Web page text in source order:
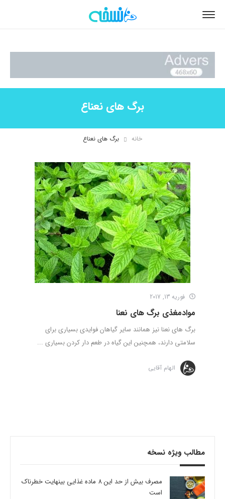
برگ های نعناع
خانه برگ های نعناع
فوریه 13, 2017
موادمغذی برگ های نعنا
برگ های نعنا نیز همانند سایر گیاهان فوایدی بسیاری برای
سلامتی دارند، همچنین این گیاه در طعم دار کردن بسیاری ...
الهام آقایی
مطالب ویژه نسخه
مصرف بیش از حد این 8 ماده غذایی بینهایت خطرناک
است